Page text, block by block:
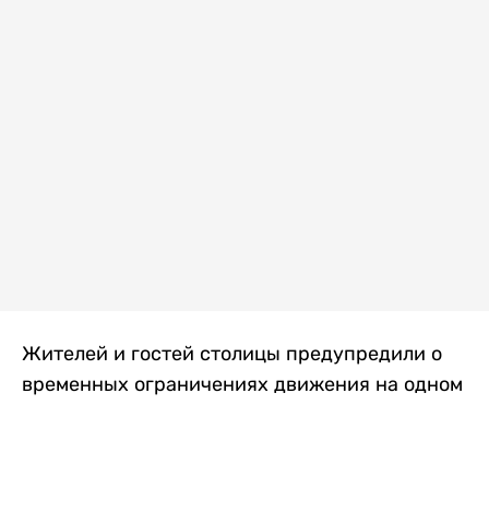
Жителей и гостей столицы предупредили о
временных ограничениях движения на одном